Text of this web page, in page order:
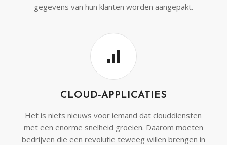
gegevens van hun klanten worden aangepakt.
CLOUD-APPLICATIES
Het is niets nieuws voor iemand dat clouddiensten
met een enorme snelheid groeien. Daarom moeten
bedrijven die een revolutie teweeg willen brengen in